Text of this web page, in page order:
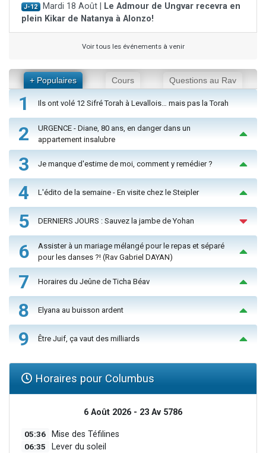
J-12 Mardi 18 Août |
Le Admour de Ungvar recevra en
plein Kikar de Natanya à Alonzo!
Voir tous les événements à venir
+ Populaires Cours Questions au Rav
1 Ils ont volé 12 Sifré Torah à Levallois… mais pas la Torah
2
URGENCE - Diane, 80 ans, en danger dans un
appartement insalubre
3 Je manque d'estime de moi, comment y remédier ?
4 L'édito de la semaine - En visite chez le Steipler
5 DERNIERS JOURS : Sauvez la jambe de Yohan
6
Assister à un mariage mélangé pour le repas et séparé
pour les danses ?! (Rav Gabriel DAYAN)
7 Horaires du Jeûne de Ticha Béav
8 Elyana au buisson ardent
9 Être Juif, ça vaut des milliards
Horaires pour Columbus
6 Août 2026 - 23 Av 5786
05:36 Mise des Téfilines
06:35 Lever du soleil